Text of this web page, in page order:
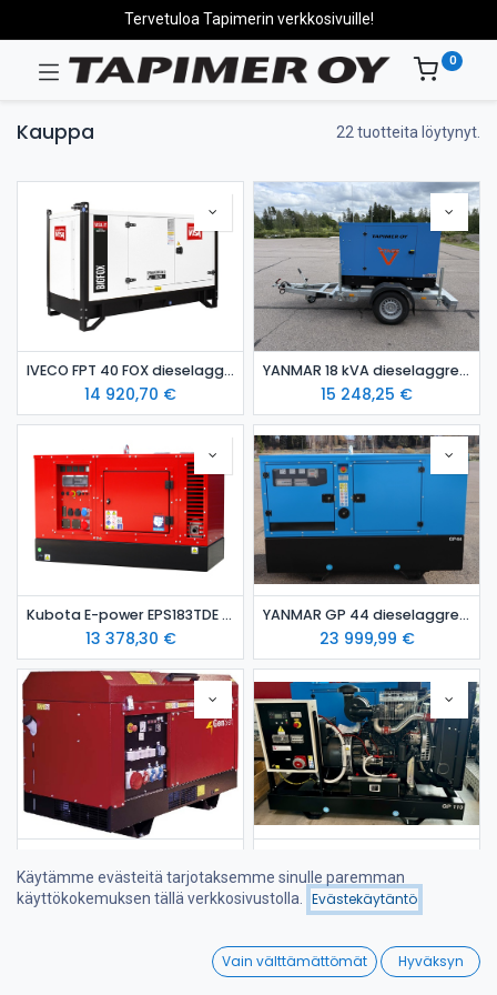
Viimeksi saapuneet
Wishlist
Tervetuloa Tapimerin verkkosivuille!
0
Kauppa 22 tuotteita löytynyt.
IVECO FPT 40 FOX dieselaggregaatti / varavoima-aggregaatti
14 920,70 €
YANMAR 18 kVA dieselaggregaatti kotelossa STAGE 5 hinattava
15 248,25 €
Kubota E-power EPS183TDE dieselaggregaatti äänieristyskotelossa
13 378,30 €
YANMAR GP 44 dieselaggregaatti Stage 5
23 999,99 €
23 220,00€ 19 295,63€
Käytämme evästeitä tarjotaksemme sinulle paremman
käyttökokemuksen tällä verkkosivustolla.
Evästekäytäntö
Vain välttämättömät Hyväksyn